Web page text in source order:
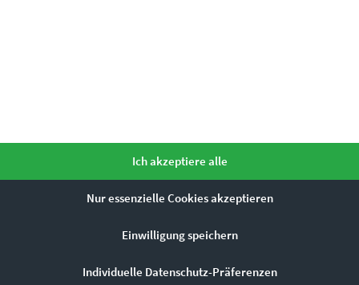
elektrisierende Atmosphäre in dein
– kontaktiere uns gerne über dasKontaktformular
Ich akzeptiere alle
Nur essenzielle Cookies akzeptieren
Einwilligung speichern
Individuelle Datenschutz-Präferenzen